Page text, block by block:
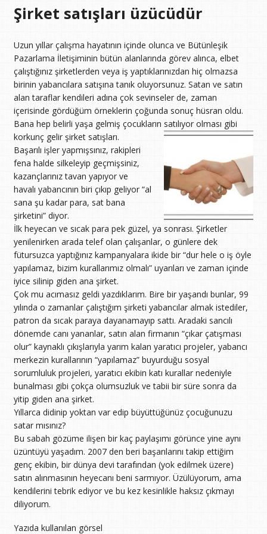
Şirket satışları üzücüdür
Uzun yıllar çalışma hayatının içinde olunca ve Bütünleşik
Pazarlama İletişiminin bütün alanlarında görev alınca, elbet
çalıştığınız şirketlerden veya iş yaptıklarınızdan hiç olmazsa
birinin yabancılara satışına tanık oluyorsunuz. Satan ve satın
alan taraflar kendileri adına çok sevinseler de, zaman
içerisinde gördüğüm örneklerin çoğunda sonuç hüsran oldu.
Bana hep belirli yaşa gelmiş çocukların satılıyor olması gibi
korkunç gelir şirket satışları.
Başarılı işler yapmışsınız, rakipleri
fena halde silkeleyip geçmişsiniz,
kazançlarınız tavan yapıyor ve
havalı yabancının biri çıkıp geliyor “al
sana şu kadar para, sat bana
şirketini” diyor.
İlk heyecan ve sıcak para pek güzel, ya sonrası. Şirketler
yenilenirken arada telef olan çalışanlar, o günlere dek
fütursuzca yaptığınız kampanyalara ikide bir “dur hele o iş öyle
yapılamaz, bizim kurallarımız olmalı” uyarıları ve zaman içinde
iyice silinip giden ana şirket.
Çok mu acımasız geldi yazdıklarım. Bire bir yaşandı bunlar, 99
yılında o zamanlar çalıştığım şirketi yabancılar almak istediler,
patron da sıcak paraya dayanamayıp sattı. Aradaki sancılı
dönemde canı yananlar, satın alan firmanın “çıkar çatışması
olur” kaynaklı çıkışlarıyla yarım kalan yaratıcı projeler, yabancı
merkezin kurallarının “yapılamaz” buyurduğu sosyal
sorumluluk projeleri, yaratıcı ekibin katı kurallar nedeniyle
bunalması gibi çokça olumsuzluk ve tabii bir süre sonra da
yitip giden ana şirket.
Yıllarca didinip yoktan var edip büyüttüğünüz çocuğunuzu
satar mısınız?
Bu sabah gözüme ilişen bir kaç paylaşımı görünce yine aynı
üzüntüyü yaşadım. 2007 den beri başarılarını takip ettiğim
genç ekibin, bir dünya devi tarafından (yok edilmek üzere)
satın alınmasının heyecanı beni sarmıyor. Üzülüyorum, ama
kendilerini tebrik ediyor ve bu kez kesinlikle haksız çıkmayı
diliyorum.
Yazıda kullanılan görsel